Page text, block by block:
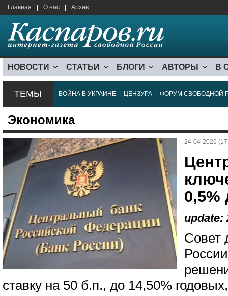
Главная О нас Архив
НОВОСТИ СТАТЬИ БЛОГИ АВТОРЫ В
ТЕМЫ ВОЙНА В УКРАИНЕ ЦЕНЗУРА ФОРУМ СВОБОДНОЙ
Экономика
24-04-2026
0,5%
update:
Совет
ставку на 50 б.п., до 14,50%